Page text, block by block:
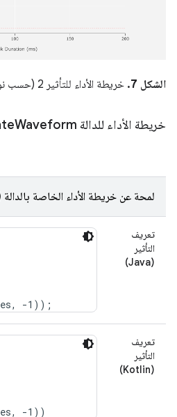
الشكل 7. خريطة الأداء للتأثير 2 (حسب نوع المشغّل)
خريطة الأداء للدالة create Waveform (التأثير 3)
لمحة عن خريطة الأداء الخاصة بالدالة createWaveform (Effect 3)
تعريف
التأثير
(Java)
تعريف
التأثير
(Kotlin)